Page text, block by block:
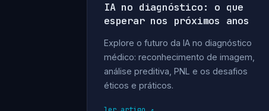
IA no diagnóstico: o que
esperar nos próximos anos
Explore o futuro da IA no diagnóstico
médico: reconhecimento de imagem,
análise preditiva, PNL e os desafios
éticos e práticos.